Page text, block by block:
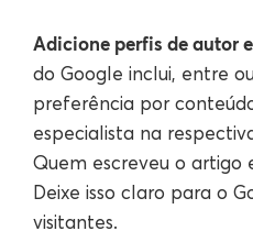
Adicione perfis de autor
do Google inclui, entre
preferência por
especialista na
Quem escreveu o artigo
Deixe isso claro para o
visitantes.